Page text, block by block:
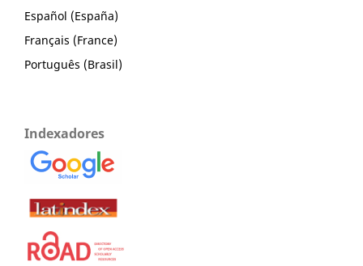
Español (España)
Français (France)
Português (Brasil)
Indexadores